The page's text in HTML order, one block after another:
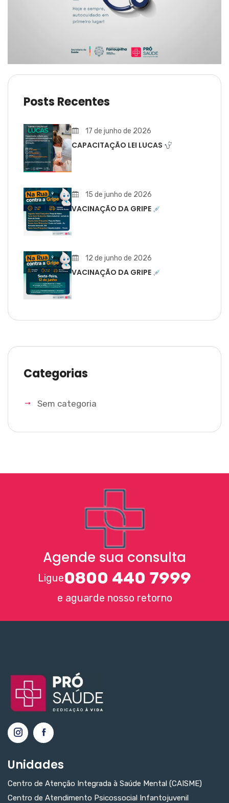
Posts Recentes
17 de junho de 2026
CAPACITAÇÃO LEI LUCAS
15 de junho de 2026
VACINAÇÃO DA GRIPE
12 de junho de 2026
VACINAÇÃO DA GRIPE
Categorias
Sem categoria
Agende sua consulta
Ligue0800 440 7999
e aguarde nosso retorno
Unidades
Centro de Atenção Integrada à Saúde Mental (CAISME)
Centro de Atendimento Psicossocial Infantojuvenil